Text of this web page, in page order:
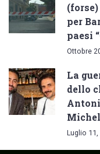
per
paesi
Ottobre
La
dello
Luglio 11,